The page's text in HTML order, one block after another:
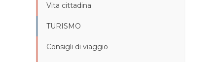
Vita cittadina
TURISMO
Consigli di viaggio